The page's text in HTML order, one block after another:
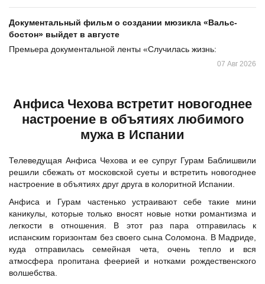
Документальный фильм о создании мюзикла «Вальс-
бостон» выйдет в августе
Премьера документальной ленты «Случилась жизнь:
07 Авг 2026
Анфиса Чехова встретит новогоднее
настроение в объятиях любимого
мужа в Испании
Телеведущая Анфиса Чехова и ее супруг Гурам Баблишвили
решили сбежать от московской суеты и встретить новогоднее
настроение в объятиях друг друга в колоритной Испании.
Анфиса и Гурам частенько устраивают себе такие мини
каникулы, которые только вносят новые нотки романтизма и
легкости в отношения. В этот раз пара отправилась к
испанским горизонтам без своего сына Соломона. В Мадриде,
куда отправилась семейная чета, очень тепло и вся
атмосфера пропитана феерией и нотками рождественского
волшебства.